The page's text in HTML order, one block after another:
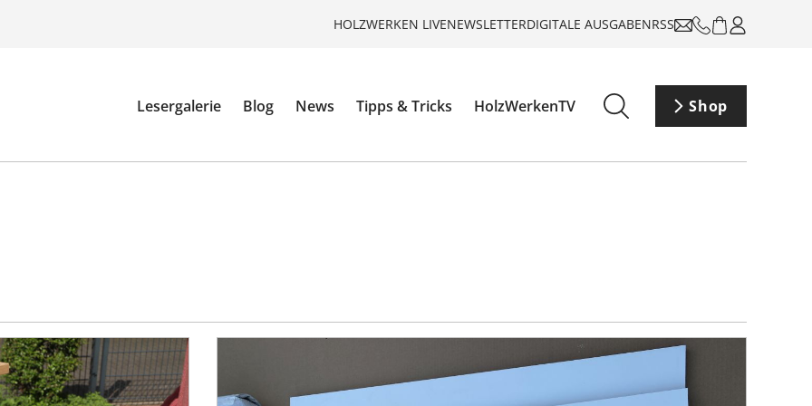
HOLZWERKEN LIVENEWSLETTERDIGITALE AUSGABENRSS
Lesergalerie Blog News Tipps & Tricks HolzWerkenTV Shop